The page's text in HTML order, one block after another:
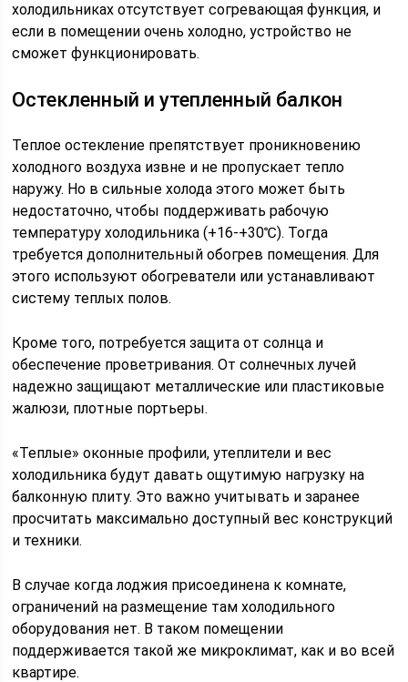
холодильниках отсутствует согревающая функция, и
если в помещении очень холодно, устройство не
сможет функционировать.
Остекленный и утепленный балкон
Теплое остекление препятствует проникновению
холодного воздуха извне и не пропускает тепло
наружу. Но в сильные холода этого может быть
недостаточно, чтобы поддерживать рабочую
температуру холодильника (+16-+30℃). Тогда
требуется дополнительный обогрев помещения. Для
этого используют обогреватели или устанавливают
систему теплых полов.
Кроме того, потребуется защита от солнца и
обеспечение проветривания. От солнечных лучей
надежно защищают металлические или пластиковые
жалюзи, плотные портьеры.
«Теплые» оконные профили, утеплители и вес
холодильника будут давать ощутимую нагрузку на
балконную плиту. Это важно учитывать и заранее
просчитать максимально доступный вес конструкций
и техники.
В случае когда лоджия присоединена к комнате,
ограничений на размещение там холодильного
оборудования нет. В таком помещении
поддерживается такой же микроклимат, как и во всей
квартире.